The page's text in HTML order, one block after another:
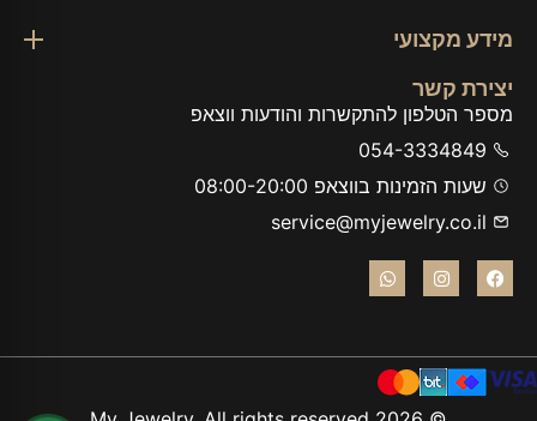
מידע מקצועי
יצירת קשר
מספר הטלפון להתקשרות והודעות ווצאפ
054-3334849
שעות הזמינות בווצאפ 08:00-20:00
service@myjewelry.co.il